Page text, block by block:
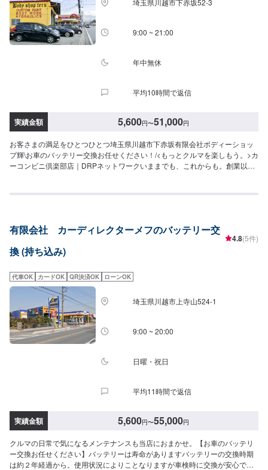
埼玉県川越市下赤坂52‐3
9:00 ~ 21:00
年中無休
平均10時間で返信
実績金額 5,600円〜51,000円
お客さまの満足をひとつひとつ埼玉県川越市下赤坂有限会社ボディーショッ
プ輝\お車のバッテリー交換お任せください！/<もっとクルマを楽しもう。>カ
ーコンビニ倶楽部店｜DRPネットワークいままでも、これからも。創業以
コンビニ倶楽部やDRPネットワークに加入し、設備を整え、焦ることなく休
いただければ作業開始【4】仕上がり次第納車<パーツ持ち込みOK>パーツの
持ち込み・販売が可能です。持ち込みをご希望の方はオファーにて、車種情
報と持ち込みパーツの詳細をお送りください。店頭でのパーツのご購入をご
車について>代車をご用意しています。お車の作業中は代車をご利用くださ
い。※代車の燃料代はお客様にご負担いただいております。<定休日・営業時
間>定休日：年中無休（大型連休のみ休み）営業時間：9:00~21:00<輸入車の
ご注意>修理作業時に部品が必要な場合、一般的に国内に流通している部品以
外は本国取り寄せとなるため、作業完了までにお時間をいただく場合がござ
います。また車の性質上、追加部品・作業が必要となるケースがあり、その
場合は都度ご連絡をさせていただきます。
有限会社 カーディレクターメフのバッテリー交
換 (持ち込み)
4.8(5件)
代車OK カードOK QR決済OK ローンOK
埼玉県川越市上寺山524-1
9:00 ~ 20:00
日曜・祝日
平均11時間で返信
実績金額 5,600円〜55,000円
クルマの日常で気になるメンテナンスも当店におまかせ。【お車のバッテリ
ー交換お任せください】バッテリーは寿命がありますバッテリーの交換時期
は約２年経過から。使用状況によりことなりますが車検時に交換が安心で